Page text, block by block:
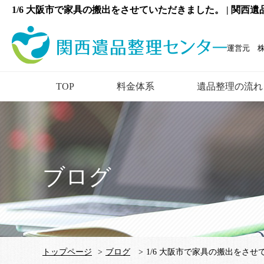
1/6 大阪市で家具の搬出をさせていただきました。 | 関西遺
運営元 株
TOP 料金体系 遺品整理の流れ
ブログ
トップページ > ブログ > 1/6 大阪市で家具の搬出をさせ